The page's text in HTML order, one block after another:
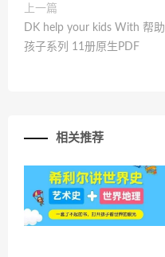
上一篇
DK help your kids With 帮助
孩子系列 11册原生PDF
相关推荐